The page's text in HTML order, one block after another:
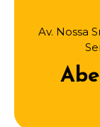
Av. Nossa